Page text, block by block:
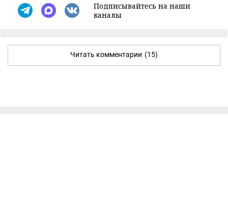
Подписывайтесь на наши
каналы
Читать комментарии (15)